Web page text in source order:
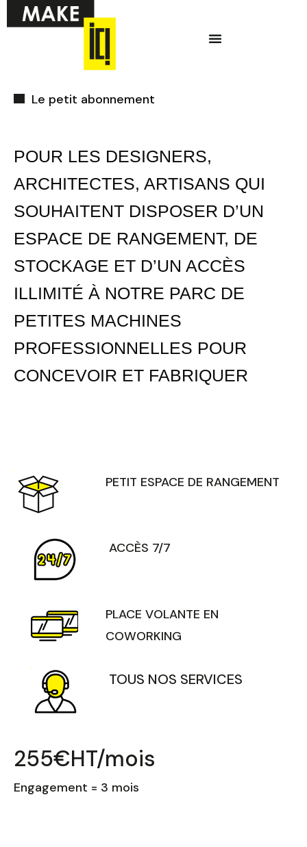
Aller
au Menu
Le petit abonnement
POUR LES DESIGNERS,
ARCHITECTES, ARTISANS QUI
SOUHAITENT DISPOSER D’UN
ESPACE DE RANGEMENT, DE
STOCKAGE ET D’UN ACCÈS
ILLIMITÉ À NOTRE PARC DE
PETITES MACHINES
PROFESSIONNELLES POUR
CONCEVOIR ET FABRIQUER
PETIT ESPACE DE RANGEMENT
ACCÈS 7/7
PLACE VOLANTE EN
COWORKING
TOUS NOS SERVICES
255€HT/mois
Engagement = 3 mois
trouverez une liste
disponibles pour
la réunion
d’information en
ligne.